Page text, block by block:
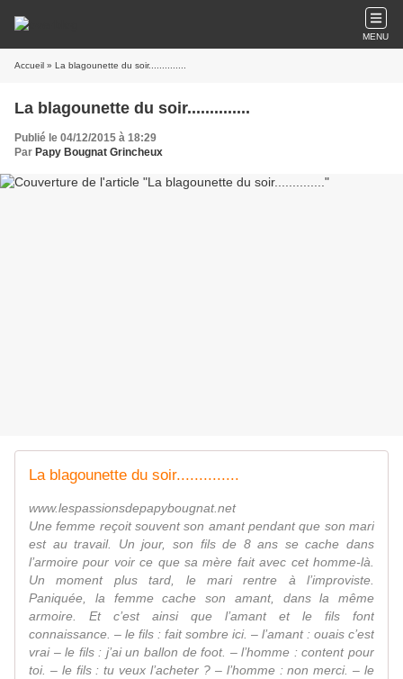
MENU
Accueil » La blagounette du soir..............
La blagounette du soir..............
Publié le 04/12/2015 à 18:29
Par Papy Bougnat Grincheux
La blagounette du soir..............
www.lespassionsdepapybougnat.net
Une femme reçoit souvent son amant pendant que son mari
est au travail. Un jour, son fils de 8 ans se cache dans
l’armoire pour voir ce que sa mère fait avec cet homme-là.
Un moment plus tard, le mari rentre à l’improviste.
Paniquée, la femme cache son amant, dans la même
armoire. Et c’est ainsi que l’amant et le fils font
connaissance. – le fils : fait sombre ici. – l’amant : ouais c’est
vrai – le fils : j’ai un ballon de foot. – l’homme : content pour
toi. – le fils : tu veux l’acheter ? – l’homme : non merci. – le